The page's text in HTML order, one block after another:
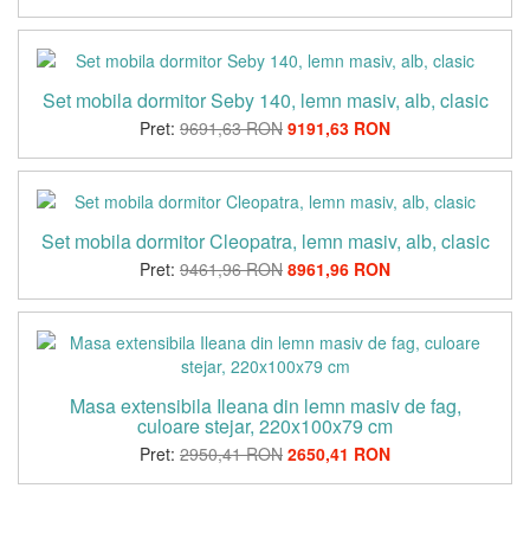
Set mobila dormitor Seby 140, lemn masiv, alb, clasic
Pret: 9691,63 RON 9191,63 RON
Set mobila dormitor Cleopatra, lemn masiv, alb, clasic
Pret: 9461,96 RON 8961,96 RON
Masa extensibila Ileana din lemn masiv de fag,
culoare stejar, 220x100x79 cm
Pret: 2950,41 RON 2650,41 RON